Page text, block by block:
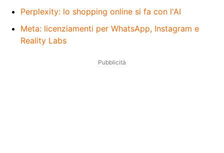
Perplexity: lo shopping online si fa con l'AI
Meta: licenziamenti per WhatsApp, Instagram e
Reality Labs
Pubblicità